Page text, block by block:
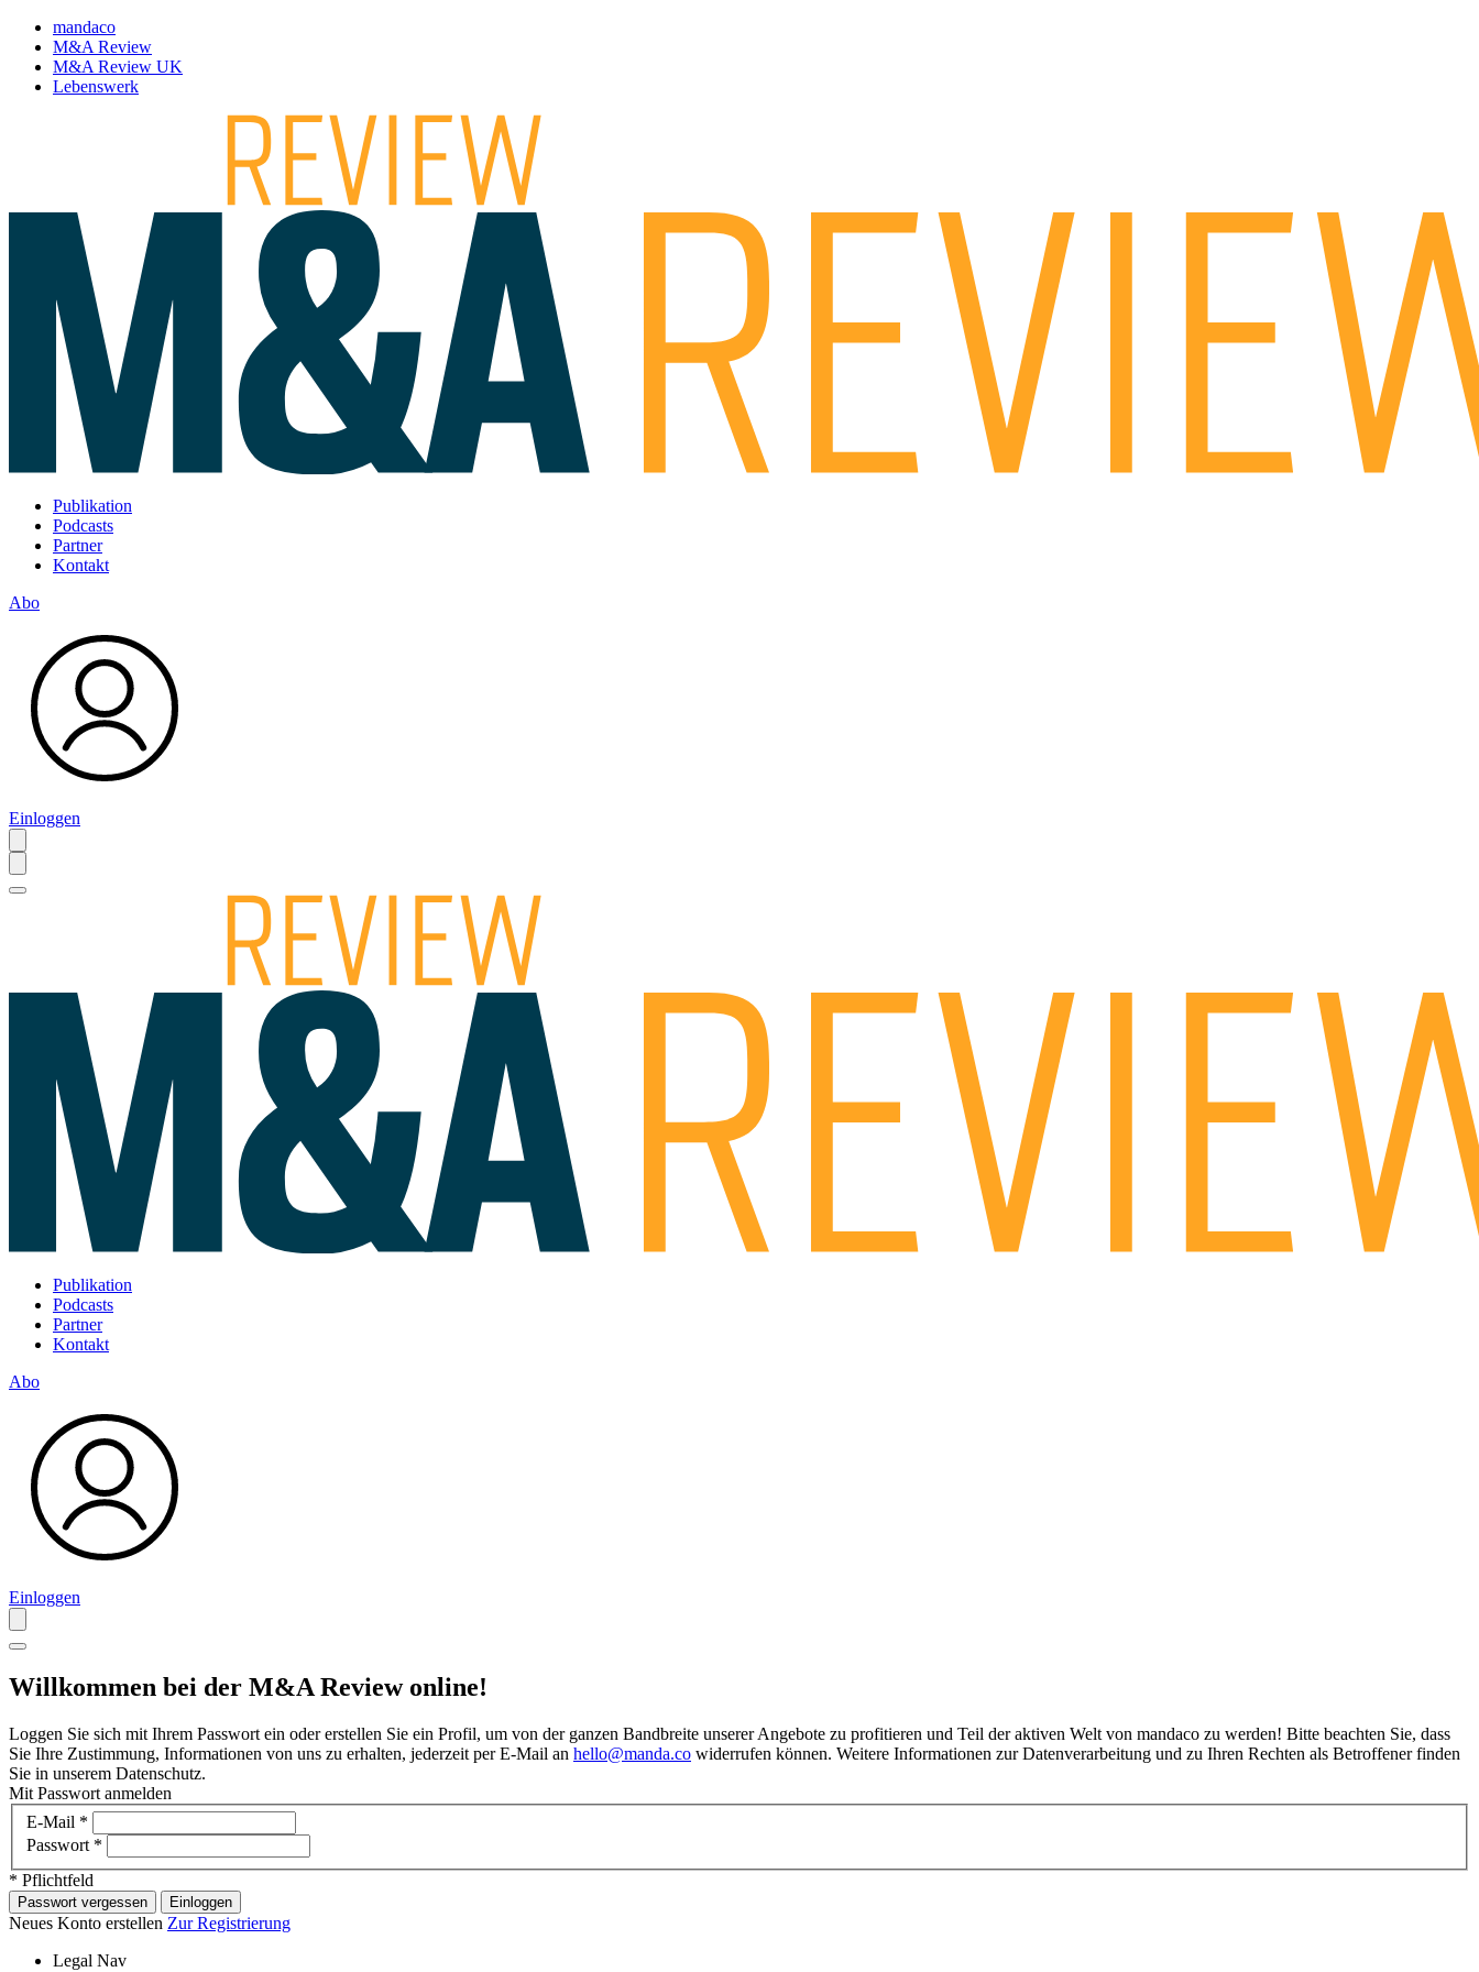
mandaco
M&A Review
M&A Review UK
Lebenswerk
Publikation
Podcasts
Partner
Kontakt
Abo
Einloggen
Publikation
Podcasts
Partner
Kontakt
Abo
Einloggen
Willkommen bei der M&A Review online!
Loggen Sie sich mit Ihrem Passwort ein oder erstellen Sie ein Profil, um von der ganzen Bandbreite unserer Angebote zu profitieren und Teil der aktiven Welt von mandaco zu werden! Bitte beachten Sie, dass
Sie Ihre Zustimmung, Informationen von uns zu erhalten, jederzeit per E-Mail an hello@manda.co widerrufen können. Weitere Informationen zur Datenverarbeitung und zu Ihren Rechten als Betroffener finden
Sie in unserem Datenschutz.
Mit Passwort anmelden
E-Mail *
Passwort *
* Pflichtfeld
Passwort vergessen Einloggen
Neues Konto erstellen Zur Registrierung
Legal Nav